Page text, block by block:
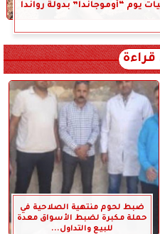
يوم “أوموجاندا” بدولة رواندا
قراءة
ضبط لحوم منتهية الصلاحية في
حملة مكبرة لضبط الأسواق معدة
للبيع والتداول...